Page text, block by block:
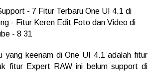
yang keenam di One UI 4.1 adalah fitur
fitur Expert RAW ini belum support di